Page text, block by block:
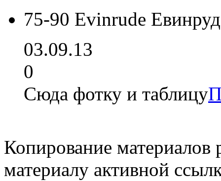
75-90 Evinrude
03.09.13
0
Сюда фотку и таблицу
Копирование материалов
материалу активной